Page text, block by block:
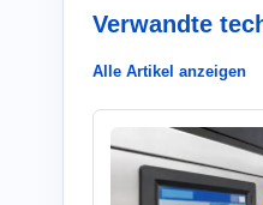
Verwandte
Alle Artikel anzeigen